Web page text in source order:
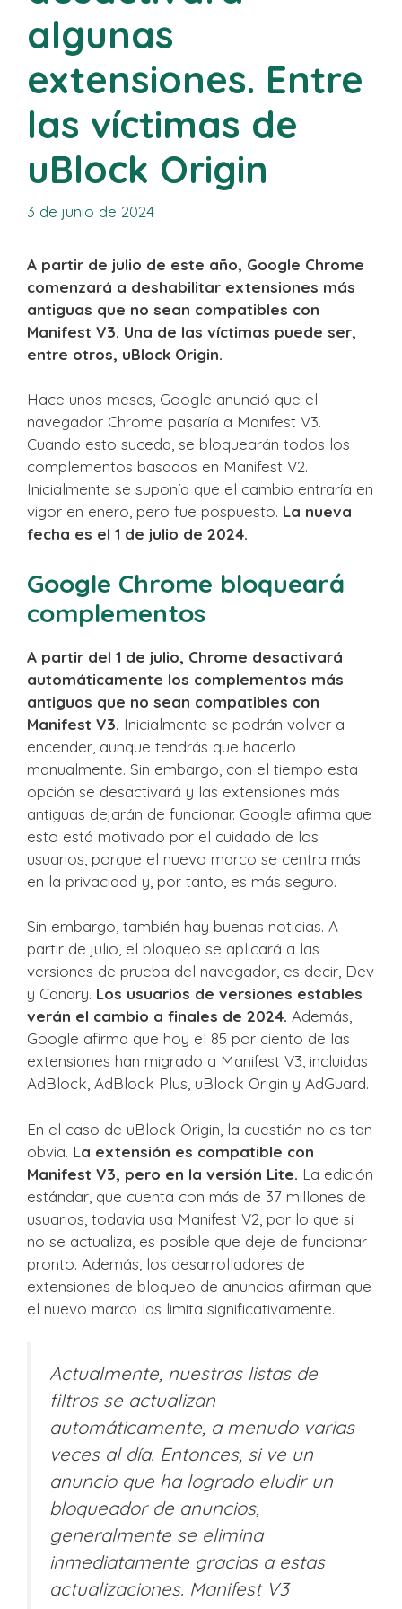
algunas
extensiones. Entre
las víctimas de
uBlock Origin
3 de junio de 2024
A partir de julio de este año, Google Chrome
comenzará a deshabilitar extensiones más
antiguas que no sean compatibles con
Manifest V3. Una de las víctimas puede ser,
entre otros, uBlock Origin.
Hace unos meses, Google anunció que el
navegador Chrome pasaría a Manifest V3.
Cuando esto suceda, se bloquearán todos los
complementos basados ​​en Manifest V2.
Inicialmente se suponía que el cambio entraría en
vigor en enero, pero fue pospuesto. La nueva
fecha es el 1 de julio de 2024.
Google Chrome bloqueará
complementos
A partir del 1 de julio, Chrome desactivará
automáticamente los complementos más
antiguos que no sean compatibles con
Manifest V3. Inicialmente se podrán volver a
encender, aunque tendrás que hacerlo
manualmente. Sin embargo, con el tiempo esta
opción se desactivará y las extensiones más
antiguas dejarán de funcionar. Google afirma que
esto está motivado por el cuidado de los
usuarios, porque el nuevo marco se centra más
en la privacidad y, por tanto, es más seguro.
Sin embargo, también hay buenas noticias. A
partir de julio, el bloqueo se aplicará a las
versiones de prueba del navegador, es decir, Dev
y Canary. Los usuarios de versiones estables
verán el cambio a finales de 2024. Además,
Google afirma que hoy el 85 por ciento de las
extensiones han migrado a Manifest V3, incluidas
AdBlock, AdBlock Plus, uBlock Origin y AdGuard.
En el caso de uBlock Origin, la cuestión no es tan
obvia. La extensión es compatible con
Manifest V3, pero en la versión Lite. La edición
estándar, que cuenta con más de 37 millones de
usuarios, todavía usa Manifest V2, por lo que si
no se actualiza, es posible que deje de funcionar
pronto. Además, los desarrolladores de
extensiones de bloqueo de anuncios afirman que
el nuevo marco las limita significativamente.
Actualmente, nuestras listas de
filtros se actualizan
automáticamente, a menudo varias
veces al día. Entonces, si ve un
anuncio que ha logrado eludir un
bloqueador de anuncios,
generalmente se elimina
inmediatamente gracias a estas
actualizaciones. Manifest V3